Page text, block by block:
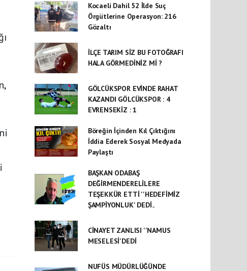
Kocaeli Dahil 52 İlde Suç
Örgütlerine Operasyon: 216
Gözaltı
İLÇE TARIM SİZ BU FOTOĞRAFI
HALA GÖRMEDİNİZ Mİ ?
GÖLCÜKSPOR EVİNDE RAHAT
KAZANDI GÖLCÜKSPOR : 4
EVRENSEKİZ : 1
Böreğin İçinden Kıl Çıktığını
İddia Ederek Sosyal Medyada
Paylaştı
BAŞKAN ODABAŞ
DEĞİRMENDERELİLERE
TEŞEKKÜR ETTİ ''HEDEFİMİZ
ŞAMPİYONLUK' DEDİ..
CİNAYET ZANLISI ''NAMUS
MESELESİ'DEDİ
NUFÜS MÜDÜRLÜĞÜNDE